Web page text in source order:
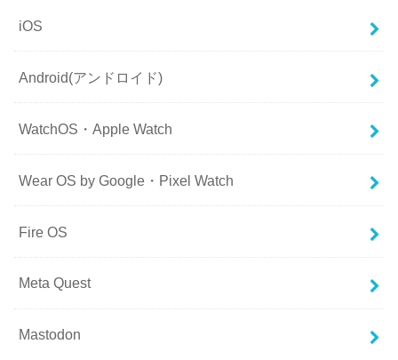
iOS
Android(アンドロイド)
WatchOS・Apple Watch
Wear OS by Google・Pixel Watch
Fire OS
Meta Quest
Mastodon